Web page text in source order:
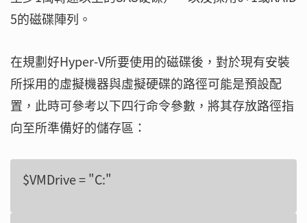
5的磁碟陣列。
在規劃好Hyper-V所要使用的磁碟後，對於現有安裝
所採用的虛擬機器與虛擬硬碟的路徑可能是預設配
置，此時可參考以下四行命令參數，將其存放路徑指
向至所準備好的儲存區：